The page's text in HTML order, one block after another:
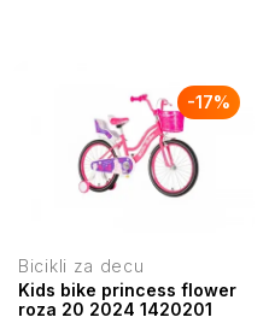
-17%
Bicikli za decu
Kids bike princess flower
roza 20 2024 1420201